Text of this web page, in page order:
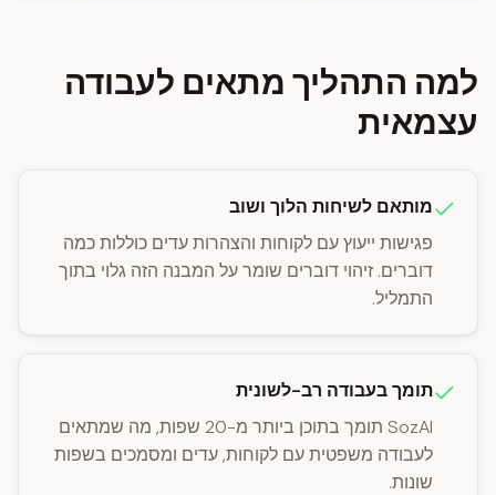
למה התהליך מתאים לעבודה
עצמאית
מותאם לשיחות הלוך ושוב
פגישות ייעוץ עם לקוחות והצהרות עדים כוללות כמה
דוברים. זיהוי דוברים שומר על המבנה הזה גלוי בתוך
התמליל.
תומך בעבודה רב-לשונית
SozAI תומך בתוכן ביותר מ-20 שפות, מה שמתאים
לעבודה משפטית עם לקוחות, עדים ומסמכים בשפות
שונות.